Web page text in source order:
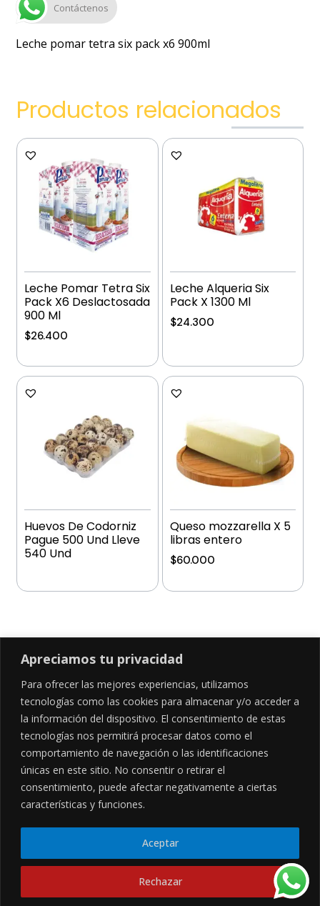
Apreciamos tu privacidad
Para ofrecer las mejores experiencias, utilizamos
tecnologías como las cookies para almacenar y/o acceder a
la información del dispositivo. El consentimiento de estas
tecnologías nos permitirá procesar datos como el
comportamiento de navegación o las identificaciones
únicas en este sitio. No consentir o retirar el
consentimiento, puede afectar negativamente a ciertas
características y funciones.
Rechazar
Aceptar
Contáctenos
Leche pomar tetra six pack x6 900ml
Productos relacionados
Leche Pomar Tetra Six
Pack X6 Deslactosada
900 Ml
$26.400
Leche Alqueria Six
Pack X 1300 Ml
$24.300
Huevos De Codorniz
Pague 500 Und Lleve
540 Und
Queso mozzarella X 5
libras entero
$60.000
SÍGUENOS EN
CONTÁCTANOS
Cl. 34 Sur #52-02, Alcala, Bogotá
+57 3046569705
LEGALES
Políticas de privacidad